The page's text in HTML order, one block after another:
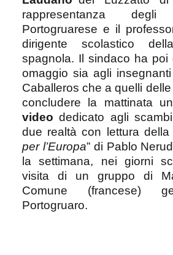
rappresentanza
Portogruarese e il
dirigente scolastico
spagnola. Il sindaco ha poi
omaggio sia agli
Caballeros che a quelli
concludere la mattinata un
video dedicato agli
due realtà con lettura della
per l’Europa” di Pablo
la settimana, nei giorni
visita di un gruppo di
Comune (francese)
Portogruaro.